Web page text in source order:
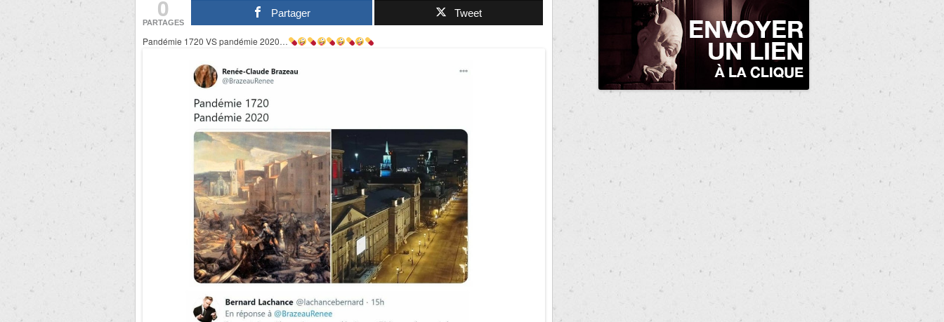
0
PARTAGES
Partager Tweet
Pandémie 1720 VS pandémie 2020…